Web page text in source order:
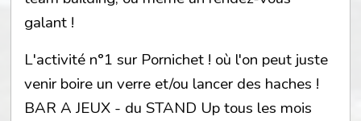
galant !
L'activité n°1 sur Pornichet ! où l'on peut juste
venir boire un verre et/ou lancer des haches !
BAR A JEUX - du STAND Up tous les mois